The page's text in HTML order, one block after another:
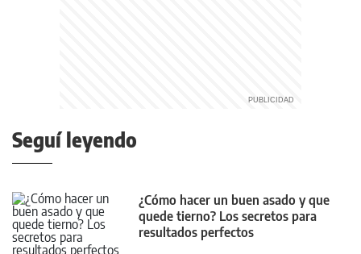
Seguí leyendo
¿Cómo hacer un buen asado y que
quede tierno? Los secretos para
resultados perfectos